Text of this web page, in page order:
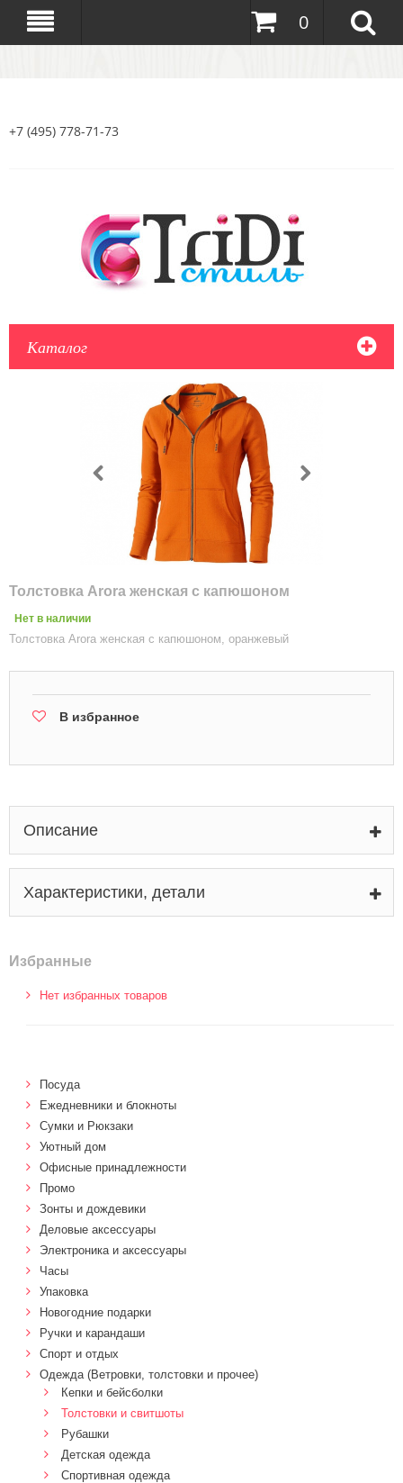
0
+7 (495) 778-71-73
Каталог
Толстовка Arora женская с капюшоном
Нет в наличии
Толстовка Arora женская с капюшоном, оранжевый
В избранное
Описание
Характеристики, детали
Избранные
Нет избранных товаров
Посуда
Ежедневники и блокноты
Сумки и Рюкзаки
Уютный дом
Офисные принадлежности
Промо
Зонты и дождевики
Деловые аксессуары
Электроника и аксессуары
Часы
Упаковка
Новогодние подарки
Ручки и карандаши
Спорт и отдых
Одежда (Ветровки, толстовки и прочее)
Кепки и бейсболки
Толстовки и свитшоты
Рубашки
Детская одежда
Спортивная одежда